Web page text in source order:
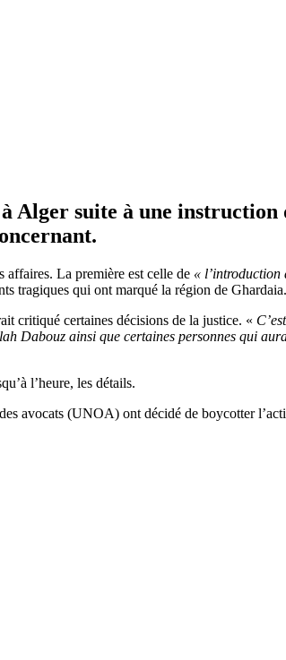
Alger suite à une
affaires. La première est celle de « l’introduction
tragiques qui ont marqué la région de
critiqué certaines décisions de la justice. «
Dabouz ainsi que certaines personnes qui
l’heure, les détails.
avocats (UNOA) ont décidé de boycotter